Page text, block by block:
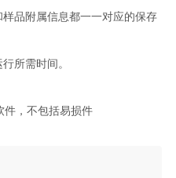
品附属信息都一一对应的保存
所需时间。
件，不包括易损件